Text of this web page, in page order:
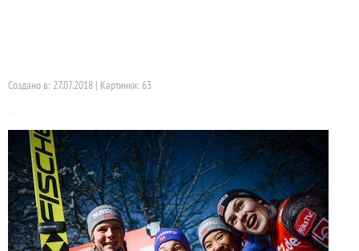
Создано в: 27.07.2018 | Картинки: 63